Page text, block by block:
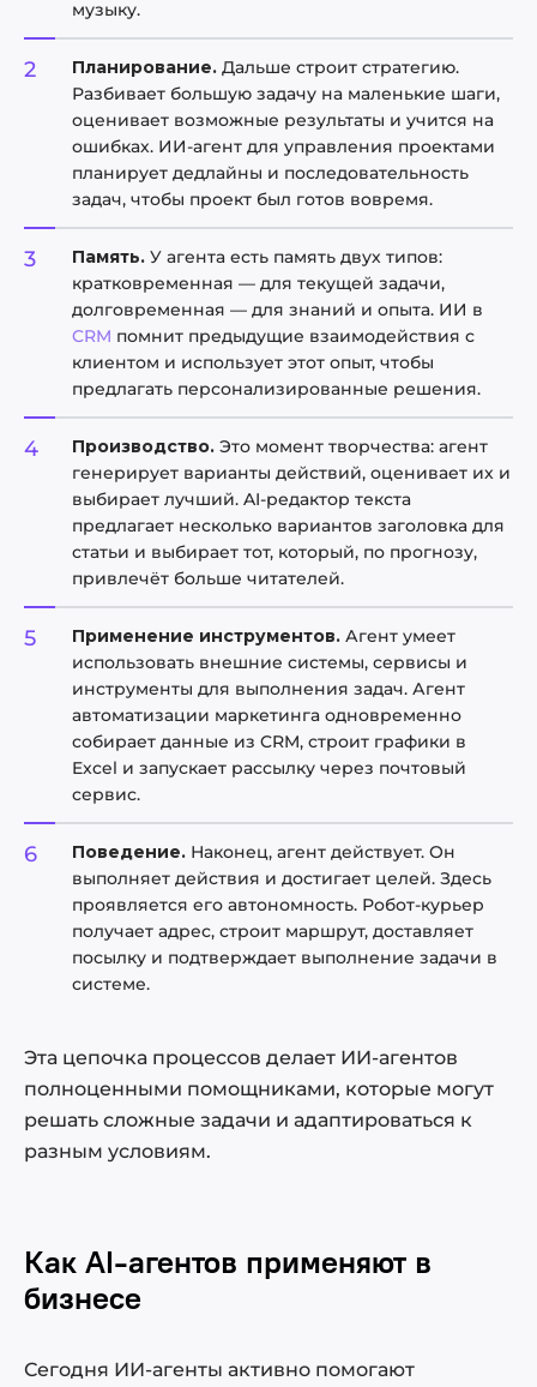
музыку.
Планирование. Дальше строит стратегию.
Разбивает большую задачу на маленькие шаги,
оценивает возможные результаты и учится на
ошибках. ИИ-агент для управления проектами
планирует дедлайны и последовательность
задач, чтобы проект был готов вовремя.
Память. У агента есть память двух типов:
кратковременная — для текущей задачи,
долговременная — для знаний и опыта. ИИ в
CRM помнит предыдущие взаимодействия с
клиентом и использует этот опыт, чтобы
предлагать персонализированные решения.
Производство. Это момент творчества: агент
генерирует варианты действий, оценивает их и
выбирает лучший. AI-редактор текста
предлагает несколько вариантов заголовка для
статьи и выбирает тот, который, по прогнозу,
привлечёт больше читателей.
Применение инструментов. Агент умеет
использовать внешние системы, сервисы и
инструменты для выполнения задач. Агент
автоматизации маркетинга одновременно
собирает данные из CRM, строит графики в
Excel и запускает рассылку через почтовый
сервис.
Поведение. Наконец, агент действует. Он
выполняет действия и достигает целей. Здесь
проявляется его автономность. Робот-курьер
получает адрес, строит маршрут, доставляет
посылку и подтверждает выполнение задачи в
системе.
Эта цепочка процессов делает ИИ-агентов
полноценными помощниками, которые могут
решать сложные задачи и адаптироваться к
разным условиям.
Как AI-агентов применяют в
бизнесе
Сегодня ИИ-агенты активно помогают